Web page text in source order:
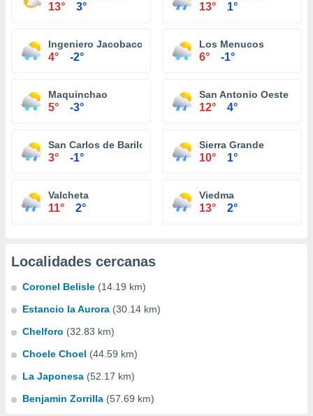
13° 3° 13° 1°
Ingeniero Jacobacci
4° -2°
Los Menucos
6° -1°
Maquinchao
5° -3°
San Antonio Oeste
12° 4°
San Carlos de Bariloche
3° -1°
Sierra Grande
10° 1°
Valcheta
11° 2°
Viedma
13° 2°
Localidades cercanas
Coronel Belisle (14.19 km)
Estancio la Aurora (30.14 km)
Chelforo (32.83 km)
Choele Choel (44.59 km)
La Japonesa (52.17 km)
Benjamin Zorrilla (57.69 km)